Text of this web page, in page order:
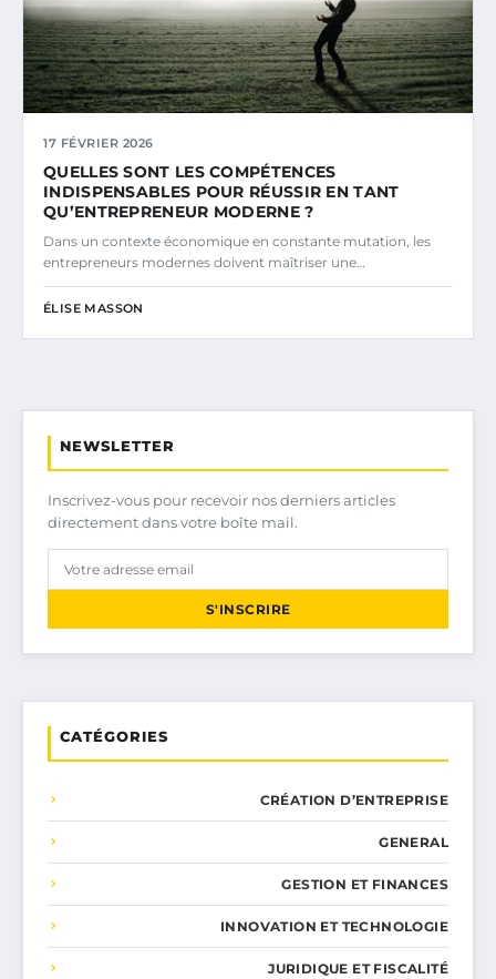
17 FÉVRIER 2026
QUELLES SONT LES COMPÉTENCES
INDISPENSABLES POUR RÉUSSIR EN TANT
QU’ENTREPRENEUR MODERNE ?
Dans un contexte économique en constante mutation, les
entrepreneurs modernes doivent maîtriser une…
ÉLISE MASSON
NEWSLETTER
Inscrivez-vous pour recevoir nos derniers articles
directement dans votre boîte mail.
S'INSCRIRE
CATÉGORIES
CRÉATION D’ENTREPRISE
GENERAL
GESTION ET FINANCES
INNOVATION ET TECHNOLOGIE
JURIDIQUE ET FISCALITÉ